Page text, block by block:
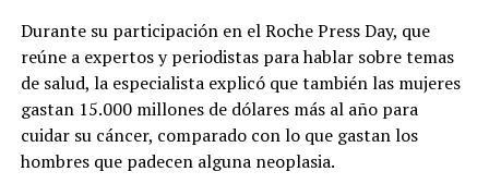
Durante su participación en el Roche Press Day, que
reúne a expertos y periodistas para hablar sobre temas
de salud, la especialista explicó que también las mujeres
gastan 15.000 millones de dólares más al año para
cuidar su cáncer, comparado con lo que gastan los
hombres que padecen alguna neoplasia.